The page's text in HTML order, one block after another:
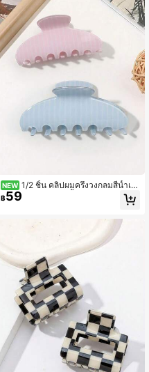
NEW 1/2 ชิ้น คลิปผมครึ่งวงกลมสีน้ำเงิ
น & ชมพูลายทาง สีพื้นเงา สไตล์เกาหลี
นุ่มนวลหวาน บรรยากาศหรูหราโรแมน
฿59